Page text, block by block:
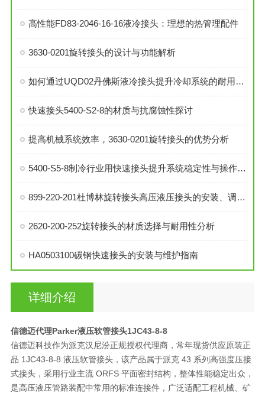
高性能FD83-2046-16-16液冷接头：理想的热管理配件
3630-0201旋转接头的设计与功能解析
如何通过UQD02丹佛斯液冷接头提升冷却系统的耐用性？
快速接头5400-S2-8的材质与抗腐蚀性探讨
提高机械系统效率，3630-0201旋转接头的优势分析
5400-S5-8制冷行业用快速接头提升系统稳定性与操作便捷性
899-220-201杜博林旋转接头高压液压接头的安装、调试与维护技巧
2620-200-252旋转接头的材质选择与耐用性分析
HA0503100碳钢快速接头的安装与维护指南
详细介绍
信德迈代理Parker液压软管接头1JC43-8-8
信德迈科技作为派克汉尼汾正规授权代理商，常年现货供应原装正
品 1JC43-8-8 液压软管接头，该产品属于派克 43 系列高强度压接
式接头，采用行业主流 ORFS 平面密封结构，整体性能稳定出众，
是高压液压管路装配中常用的标准连接件，广泛适配工程机械、矿